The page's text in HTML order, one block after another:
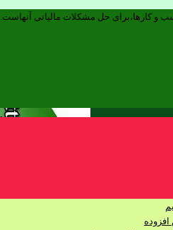
و کارها،برای حل مشکلات مالیاتی آنهاست.